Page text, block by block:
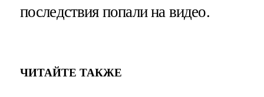
последствия попали на видео.
ЧИТАЙТЕ ТАКЖЕ